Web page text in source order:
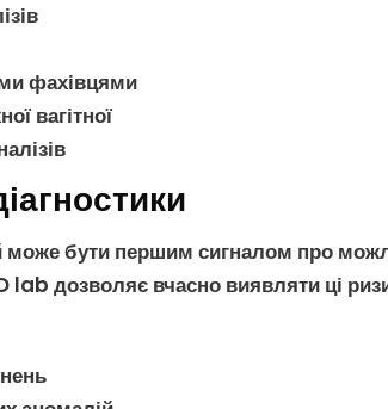
фахівцями
вагітної
може бути першим сигналом про
lab дозволяє вчасно виявляти ці